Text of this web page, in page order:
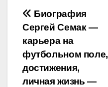
Навигация
по
записям
Биография
Сергей Семак —
карьера на
футбольном поле,
достижения,
личная жизнь —